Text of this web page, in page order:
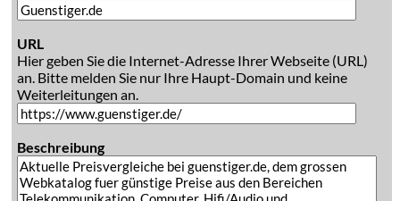
URL
Hier geben Sie die Internet-Adresse Ihrer Webseite (URL)
an. Bitte melden Sie nur Ihre Haupt-Domain und keine
Weiterleitungen an.
Beschreibung